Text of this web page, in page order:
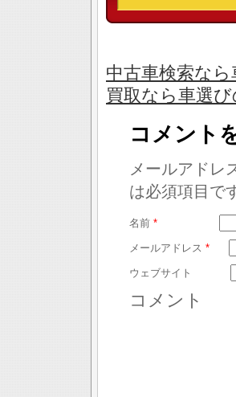
中古車検索な
買取なら車選
コメント
メールアドレ
は必須項目で
名前 *
メールアドレス *
ウェブサイト
コメント